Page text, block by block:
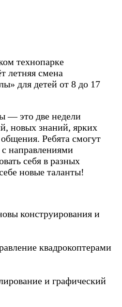
технопарке
летняя смена
для детей от 8 до 17
— это две недели
новых знаний, ярких
Ребята смогут
направлениями
себя в разных
новые таланты!
конструирования и
квадрокоптерами
и графический